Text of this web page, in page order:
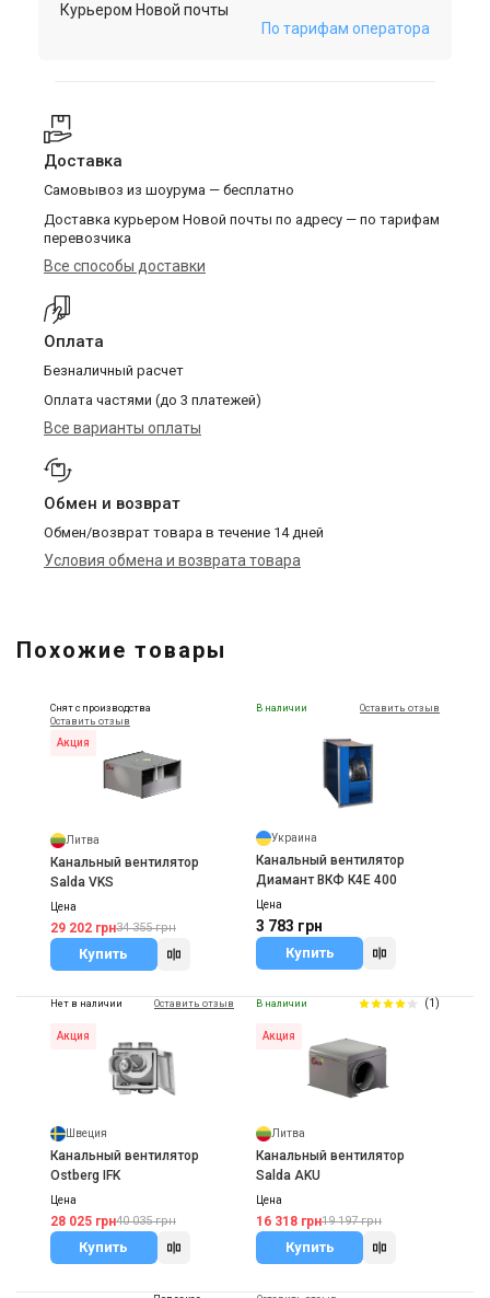
Курьером Новой почты
По тарифам оператора
Доставка
Самовывоз из шоурума — бесплатно
Доставка курьером Новой почты по адресу — по тарифам
перевозчика
Все способы доставки
Оплата
Безналичный расчет
Оплата частями (до 3 платежей)
Все варианты оплаты
Обмен и возврат
Обмен/возврат товара в течение 14 дней
Условия обмена и возврата товара
Похожие товары
Снят с производства
Оставить отзыв
Акция
Литва
Канальный вентилятор
Salda VKS
Цена
29 202 грн34 355 грн
Купить
В наличии Оставить отзыв
Украина
Канальный вентилятор
Диамант ВКФ К4Е 400
Цена
3 783 грн
Купить
Нет в наличии Оставить отзыв
Акция
Швеция
Канальный вентилятор
Ostberg IFK
Цена
28 025 грн40 035 грн
Купить
В наличии (1)
Акция
Литва
Канальный вентилятор
Salda AKU
Цена
16 318 грн19 197 грн
Купить